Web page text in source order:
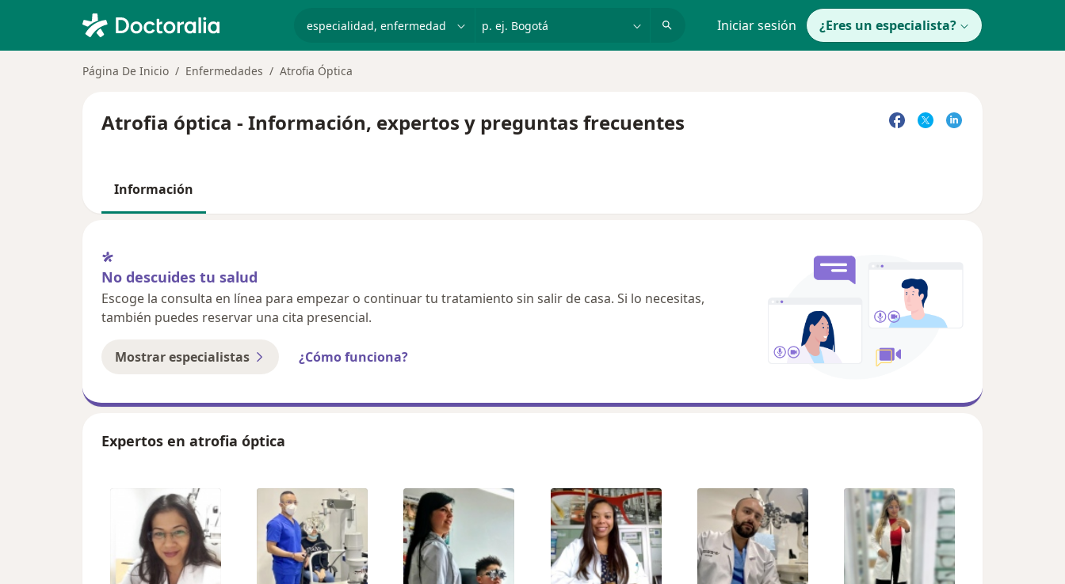
p. ej. Bogotá Iniciar sesión ¿Eres un especialista?
Página De Inicio Enfermedades Atrofia Óptica
Atrofia óptica - Información, expertos y preguntas frecuentes
Información
No descuides tu salud
Escoge la consulta en línea para empezar o continuar tu tratamiento sin salir de casa. Si lo necesitas,
también puedes reservar una cita presencial.
Mostrar especialistas ¿Cómo funciona?
Expertos en atrofia óptica